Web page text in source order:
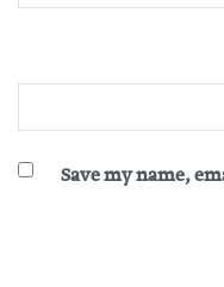
Save my name,